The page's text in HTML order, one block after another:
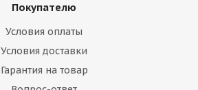
Покупателю
Условия оплаты
Условия доставки
Гарантия на товар